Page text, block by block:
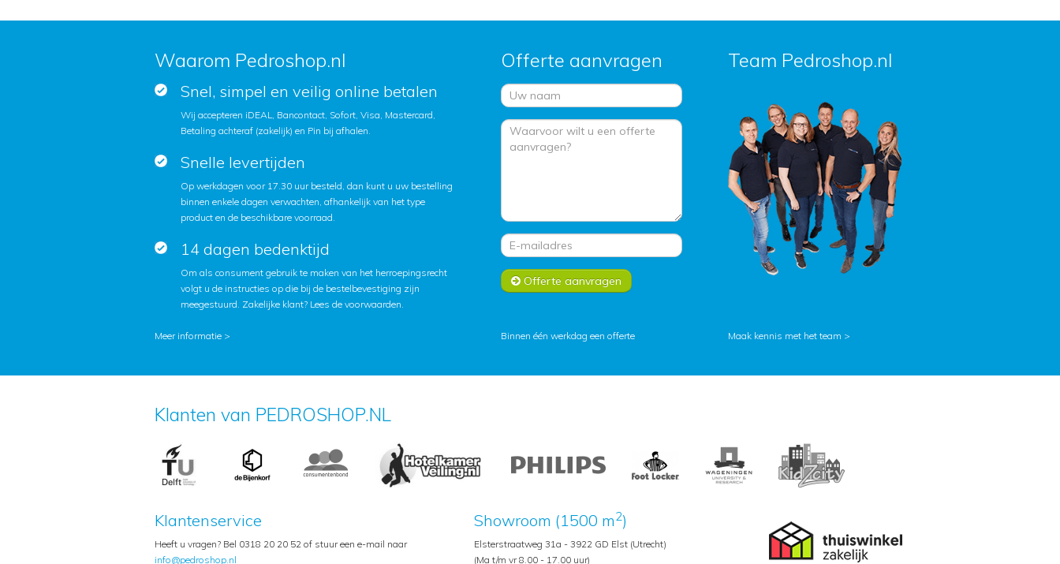
Waarom Pedroshop.nl
Snel, simpel en veilig online betalen
Wij accepteren iDEAL, Bancontact, Sofort, Visa, Mastercard,
Betaling achteraf (zakelijk) en Pin bij afhalen.
Snelle levertijden
Op werkdagen voor 17.30 uur besteld, dan kunt u uw bestelling
binnen enkele dagen verwachten, afhankelijk van het type
product en de beschikbare voorraad.
14 dagen bedenktijd
Om als consument gebruik te maken van het herroepingsrecht
volgt u de instructies op die bij de bestelbevestiging zijn
meegestuurd. Zakelijke klant? Lees de voorwaarden.
Offerte aanvragen
Offerte aanvragen
Team Pedroshop.nl
Meer informatie > Binnen één werkdag een offerte Maak kennis met het team >
Klanten van PEDROSHOP.NL
Klantenservice
Heeft u vragen? Bel 0318 20 20 52 of stuur een e-mail naar
info@pedroshop.nl
Showroom (1500 m2)
Elsterstraatweg 31a - 3922 GD Elst (Utrecht)
(Ma t/m vr 8.00 - 17.00 uur)